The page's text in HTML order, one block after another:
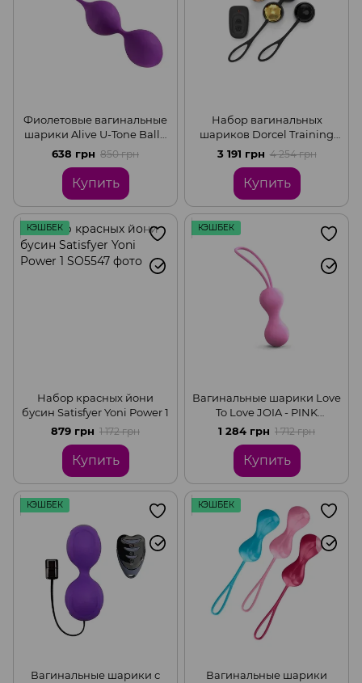
Фиолетовые вагинальные
шарики Alive U-Tone Balls,
диаметр 3,5см, вес 77 г
638 грн 850 грн
Купить
Набор вагинальных
шариков Dorcel Training
Balls, диам. 3,4см, вес 20-
117гр, есть вибрация, пульт
ДУ
3 191 грн 4 254 грн
Купить
КЭШБЕК
Набор красных йони
бусин Satisfyer Yoni Power 1
879 грн 1 172 грн
Купить
КЭШБЕК
Вагинальные шарики Love
To Love JOIA - PINK
PASSION
1 284 грн 1 712 грн
Купить
КЭШБЕК
Вагинальные шарики с
КЭШБЕК
Вагинальные шарики